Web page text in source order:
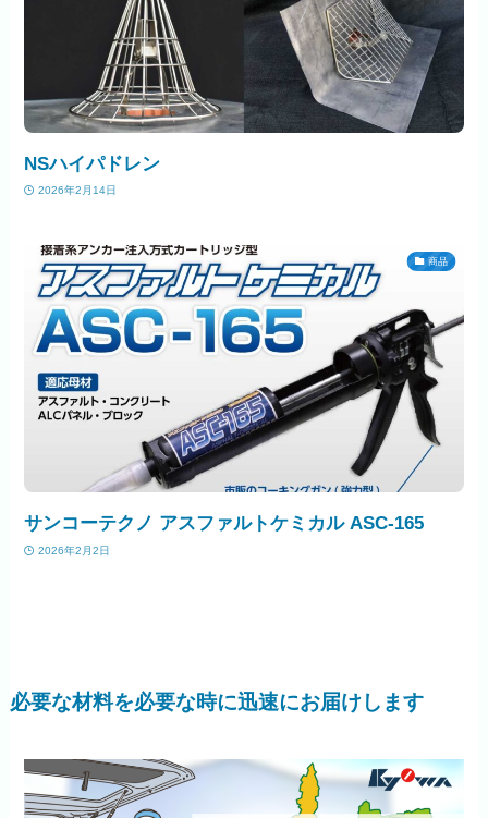
NSハイパドレン
2026年2月14日
商品
サンコーテクノ アスファルトケミカル ASC-165
2026年2月2日
必要な材料を必要な時に迅速にお届けします